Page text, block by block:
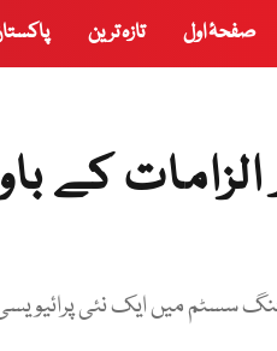
صفحۂ اول تازہ ترین
الزامات
سسٹم میں ایک نئی